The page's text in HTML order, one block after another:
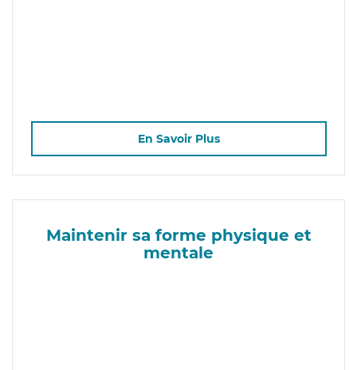
En Savoir Plus
Maintenir sa forme physique et
mentale